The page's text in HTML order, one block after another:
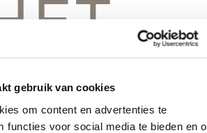
gebruik van cookies
om content en advertenties te
functies voor social media te bieden en